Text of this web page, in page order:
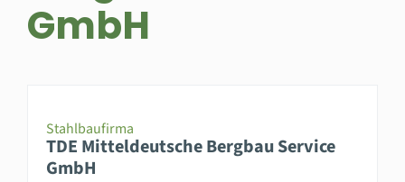
GmbH
Stahlbaufirma
TDE Mitteldeutsche Bergbau Service
GmbH